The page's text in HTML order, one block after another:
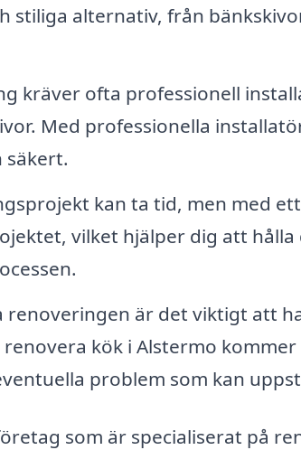
stiliga alternativ, från
kräver ofta professionell
Med professionella
säkert.
kan ta tid, men med
vilket hjälper dig att
renoveringen är det viktigt att
kök i Alstermo
problem som kan
som är specialiserat på